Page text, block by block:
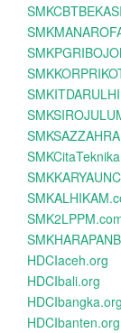
HDCIaceh.org
HDCIbali.org
HDCIbangka.org
HDCIbanten.org